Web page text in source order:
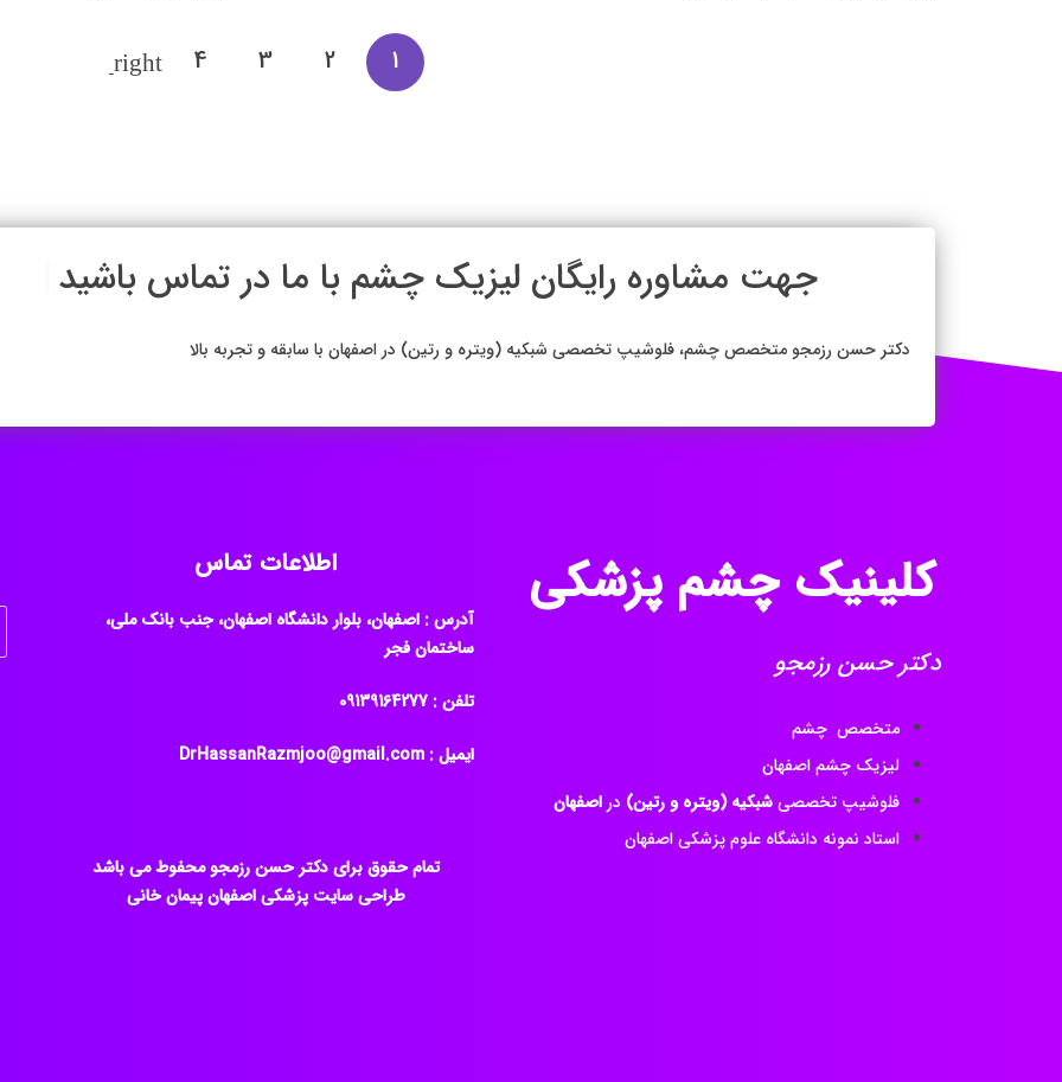
1
2
3
4
جهت مشاوره رایگان لیز |
دکتر حسن رزمجو متخصص چشم، فلوشیپ تخصصی شبکیه (ویتره و رتین) در اصفهان با سابقه و تجربه بالا
کلینیک چشم پزشکی
دکتر حسن رزمجو
متخصص چشم
لیزیک چشم اصفهان
فلوشیپ تخصصیشبکیه (ویتره و رتین) در اصفهان
استاد نمونه دانشگاه علوم پزشکی اصفهان
اطلاعات تماس
آدرس : اصفهان، بلوار دانشگاه اصفهان، جنب بانک ملی،
ساختمان فجر
تلفن : ‎09139164277
ایمیل : DrHassanRazmjoo@gmail.com
تمام حقوق برای دکتر حسن رزمجو محفوط می باشد
طراحی سایت پزشکی اصفهان پیمان خانی